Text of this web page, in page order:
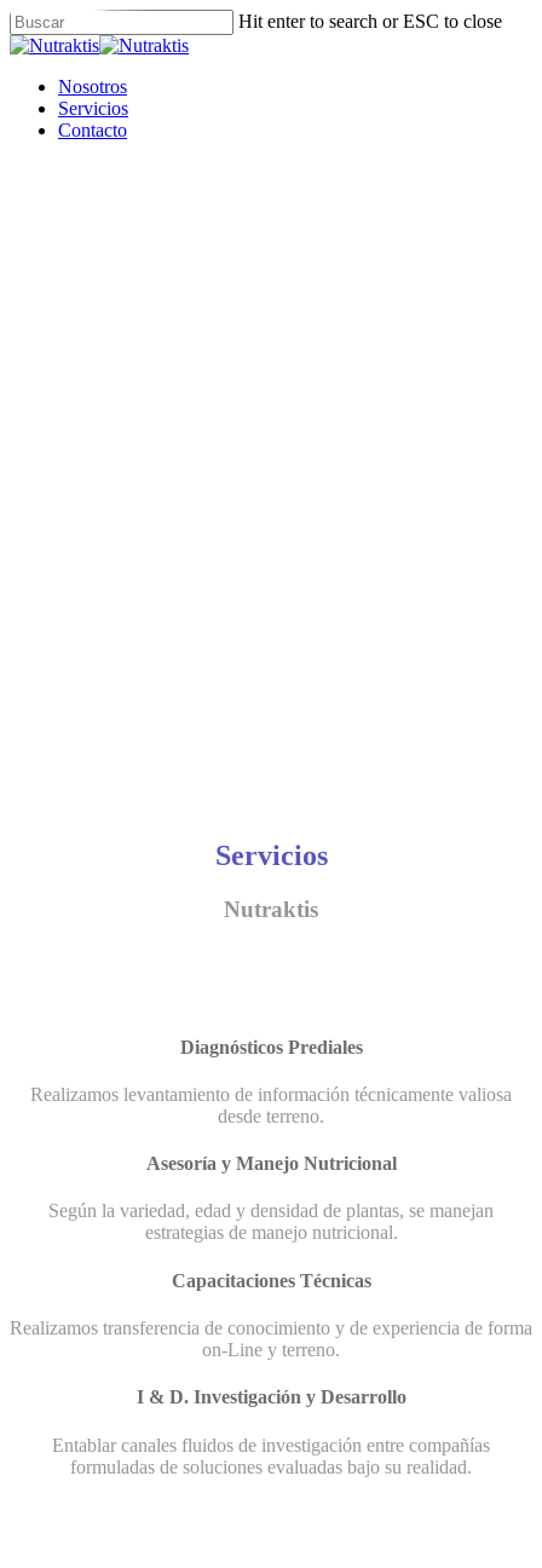
Skip
to
content
Hit enter to search or ESC to close
Close
Menu
Nosotros
Servicios
Contacto
Servicios
Nutraktis
Diagnósticos Prediales
Realizamos levantamiento de información técnicamente valiosa
desde terreno.
Asesoría y Manejo Nutricional
Según la variedad, edad y densidad de plantas, se manejan
estrategias de manejo nutricional.
Capacitaciones Técnicas
Realizamos transferencia de conocimiento y de experiencia de forma
on-Line y terreno.
I & D. Investigación y Desarrollo
Entablar canales fluidos de investigación entre compañías
formuladas de soluciones evaluadas bajo su realidad.